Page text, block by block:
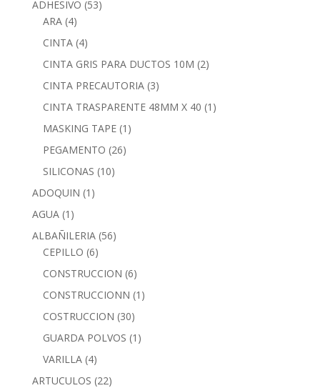
ADHESIVO (53)
ARA (4)
CINTA (4)
CINTA GRIS PARA DUCTOS 10M (2)
CINTA PRECAUTORIA (3)
CINTA TRASPARENTE 48MM X 40 (1)
MASKING TAPE (1)
PEGAMENTO (26)
SILICONAS (10)
ADOQUIN (1)
AGUA (1)
ALBAÑILERIA (56)
CEPILLO (6)
CONSTRUCCION (6)
CONSTRUCCIONN (1)
COSTRUCCION (30)
GUARDA POLVOS (1)
VARILLA (4)
ARTUCULOS (22)